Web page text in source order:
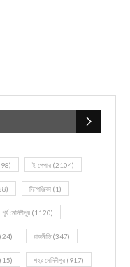
ই-পেপার (2104)
দিনপঞ্জিকা (1)
পূর্ব মেদিনীপুর (1120)
(24) রাজনীতি(347)
(15) শহর মেদিনীপুর (917)